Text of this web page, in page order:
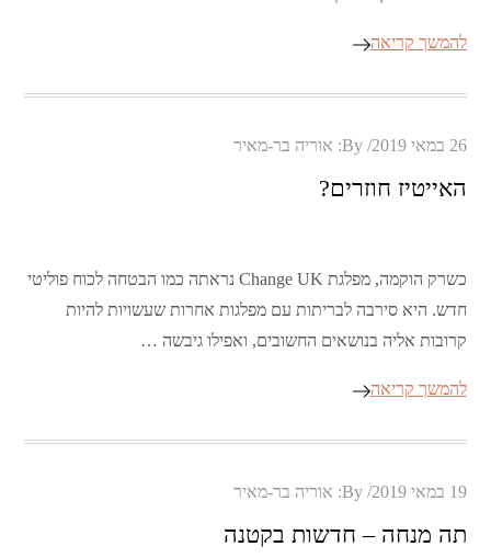
להמשך קריאה
Posted
26 במאי 2019 By: אוריה בר-מאיר
האייטיז חוזרים?
כשרק הוקמה, מפלגת Change UK נראתה כמו הבטחה לכוח פוליטי
חדש. היא סירבה לבריתות עם מפלגות אחרות שעשויות להיות
קרובות אליה בנושאים החשובים, ואפילו גיבשה …
להמשך קריאה
Posted
19 במאי 2019 By: אוריה בר-מאיר
תה מנחה – חדשות בקטנה